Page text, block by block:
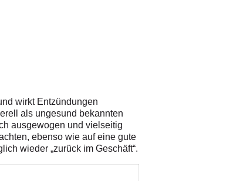
wirkt Entzündungen
als ungesund bekannten
ausgewogen und vielseitig
ebenso wie auf eine gute
wieder „zurück im Geschäft“.